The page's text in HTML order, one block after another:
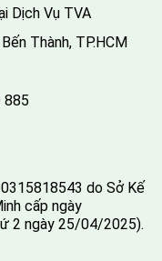
Dịch Vụ TVA
Thành, TP.HCM
885
do Sở Kế
cấp ngày
2 ngày 25/04/2025).